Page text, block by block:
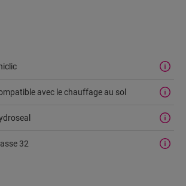
avec le chauffage au sol
32